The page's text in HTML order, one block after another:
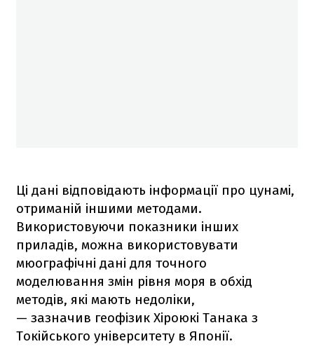
Ці дані відповідають інформації про цунамі,
отриманій іншими методами.
Використовуючи показники інших
приладів, можна використовувати
мюографічні дані для точного
моделювання змін рівня моря в обхід
методів, які мають недоліки,
— зазначив геофізик Хіроюкі Танака з
Токійського університету в Японії.